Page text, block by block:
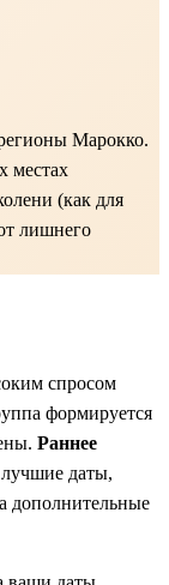
Марокко.
местах
(как для
лишнего
спросом
формируется
Раннее
лучшие даты,
дополнительные